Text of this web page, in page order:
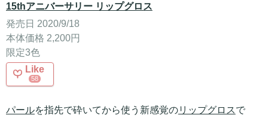
15thアニバーサリー リップグロス
発売日 2020/9/18
本体価格 2,200円
限定3色
Like
58
パールを指先で砕いてから使う新感覚のリップグロスで